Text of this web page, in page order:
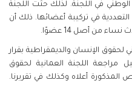
في اللجنة. لذلك حثت اللجنة
في تركيبة أعضائها. ذلك أن
من أصل 14 عضوًا.
لحقوق الإنسان والديمقراطية بقرار
مراجعة اللجنة العمانية لحقوق
النقائص المذكورة أعلاه وكذلك في تقريرنا.